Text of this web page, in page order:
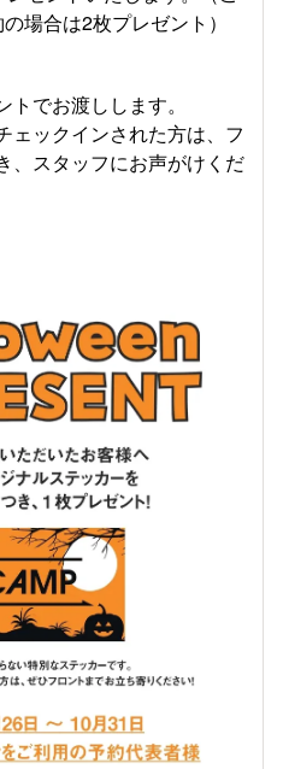
場合は2枚プレゼント）
トでお渡しします。
ェックインされた方は、フ
、スタッフにお声がけくだ